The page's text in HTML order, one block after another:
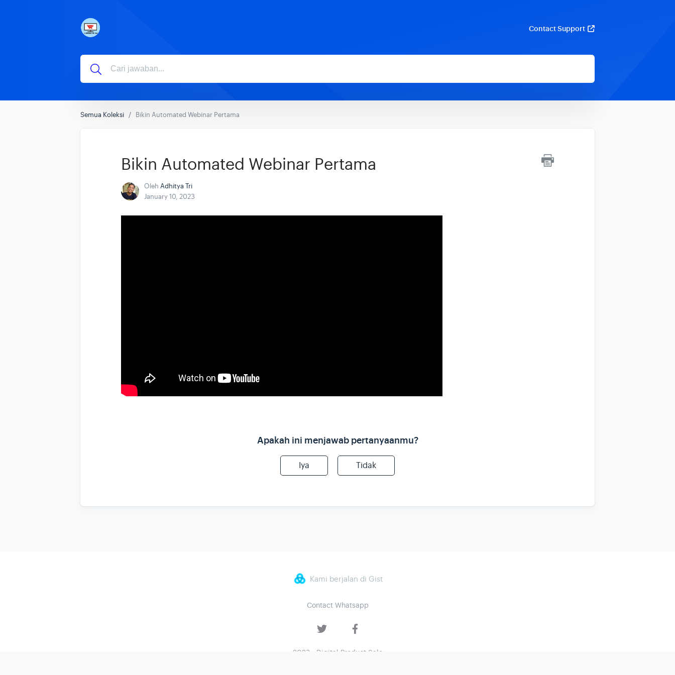
Contact Support
Semua Koleksi Bikin Automated Webinar Pertama
Bikin Automated Webinar Pertama
Oleh Adhitya Tri
January 10, 2023
Apakah ini menjawab pertanyaanmu?
Iya Tidak
Kami berjalan di Gist
Contact Whatsapp
2023 - Digital Product Sale